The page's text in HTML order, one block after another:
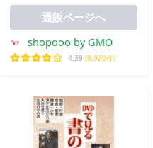
法
通販ページへ
shopooo by GMO
4.39 (8,920件)